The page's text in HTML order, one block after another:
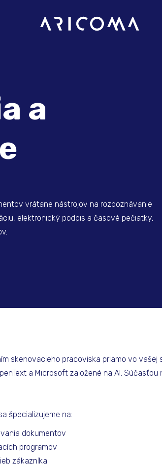
a
vrátane nástrojov na rozpoznávanie
elektronický podpis a časové pečiatky,
skenovacieho pracoviska priamo vo vašej
a Microsoft založené na AI.
špecializujeme na:
dokumentov
programov
zákazníka